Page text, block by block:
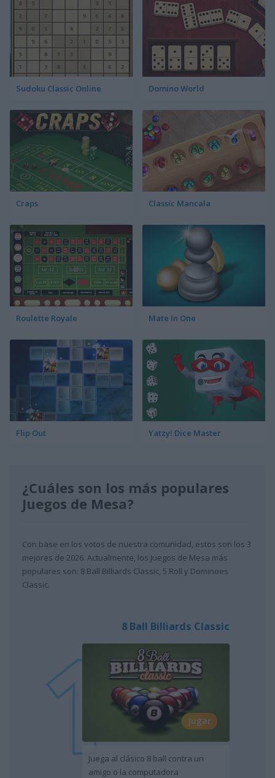
Sudoku Classic Online Domino World
Craps Classic Mancala
Roulette Royale Mate In One
Flip Out Yatzy! Dice Master
¿Cuáles son los más populares
Juegos de Mesa?
Con base en los votos de nuestra comunidad, estos son los 3
mejores de 2026. Actualmente, los Juegos de Mesa más
populares son: 8 Ball Billiards Classic, 5 Roll y Dominoes
Classic.
8 Ball Billiards Classic
Jugar
Juega al clásico 8 ball contra un
amigo o la computadora